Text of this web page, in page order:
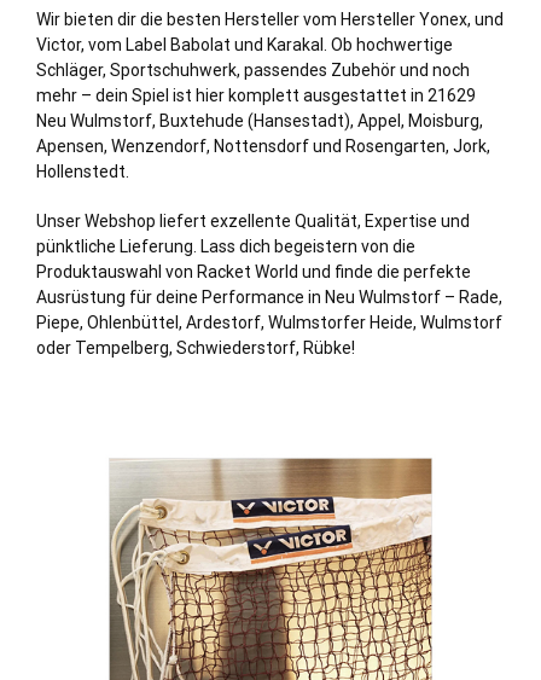
Wir bieten dir die besten Hersteller vom Hersteller Yonex, und
Victor, vom Label Babolat und Karakal. Ob hochwertige
Schläger, Sportschuhwerk, passendes Zubehör und noch
mehr – dein Spiel ist hier komplett ausgestattet in 21629
Neu Wulmstorf, Buxtehude (Hansestadt), Appel , Moisburg,
Apensen, Wenzendorf, Nottensdorfund Rosengarten, Jork,
Hollenstedt
Unser Webshop liefert exzellente Qualität, Expertise und
pünktliche Lieferung. Lass dich begeistern von die
Produktauswahl von Racket World und finde die perfekte
Ausrüstung für deine Performance in Neu Wulmstorf – Rade,
Piepe, Ohlenbüttel, Ardestorf, Wulmstorfer Heide, Wulmstorf
oder Tempelberg, Schwiederstorf, Rübke!